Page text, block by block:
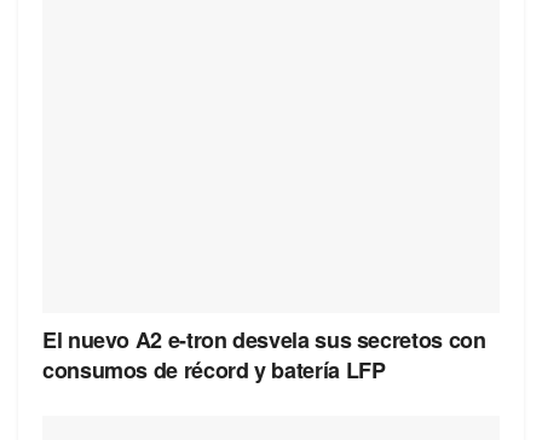
El nuevo A2 e-tron desvela sus secretos con
consumos de récord y batería LFP